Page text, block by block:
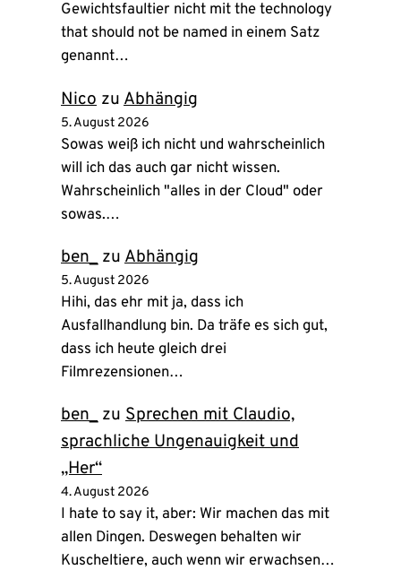
Gewichtsfaultier nicht mit the technology
that should not be named in einem Satz
genannt…
Nico zu Abhängig
5. August 2026
Sowas weiß ich nicht und wahrscheinlich
will ich das auch gar nicht wissen.
Wahrscheinlich "alles in der Cloud" oder
sowas.…
ben_zu Abhängig
5. August 2026
Hihi, das ehr mit ja, dass ich
Ausfallhandlung bin. Da träfe es sich gut,
dass ich heute gleich drei
Filmrezensionen…
ben_zu Sprechen mit Claudio,
sprachliche Ungenauigkeit und
„Her“
4. August 2026
I hate to say it, aber: Wir machen das mit
allen Dingen. Deswegen behalten wir
Kuscheltiere, auch wenn wir erwachsen…